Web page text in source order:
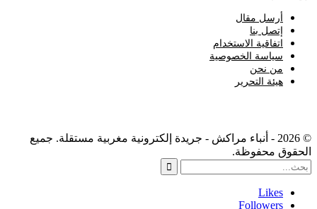
أرسل مقال
إتصل بنا
اتفاقية الاستخدام
سياسة الخصوصية
من نحن
هيئة التحرير
© 2026 - أنباء مراكش - جريدة إلكترونية مغربية مستقلة. جميع
الحقوق محفوظة.
Likes
Followers